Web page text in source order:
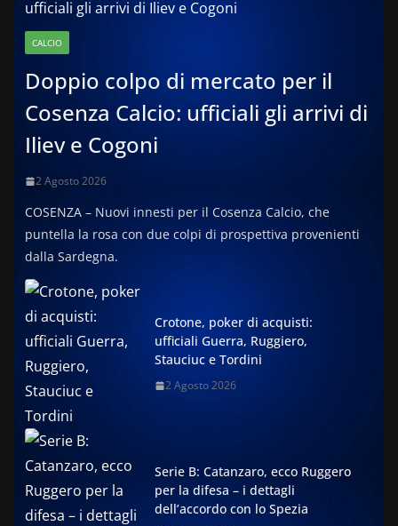
CALCIO
Doppio colpo di mercato per il
Cosenza Calcio: ufficiali gli arrivi di
Iliev e Cogoni
2 Agosto 2026
COSENZA – Nuovi innesti per il Cosenza Calcio, che
puntella la rosa con due colpi di prospettiva provenienti
dalla Sardegna.
Crotone, poker di acquisti:
ufficiali Guerra, Ruggiero,
Stauciuc e Tordini
2 Agosto 2026
Serie B: Catanzaro, ecco Ruggero
per la difesa – i dettagli
dell’accordo con lo Spezia